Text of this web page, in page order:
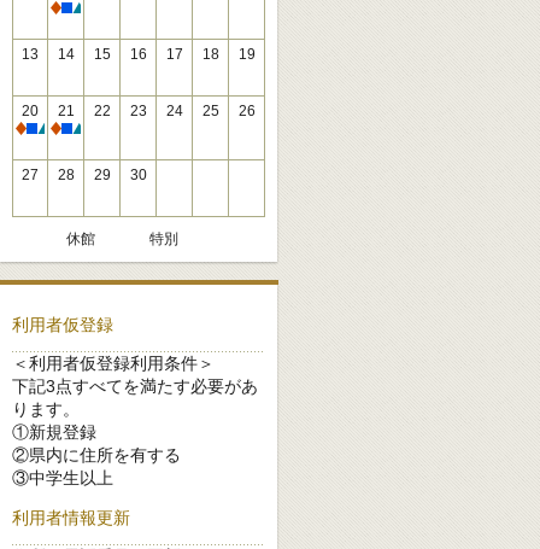
休館
13 14 15 16 17 18 19
20
休館
21
休館
22 23 24 25 26
27 28 29 30
休館 特別
利用者仮登録
＜利用者仮登録利用条件＞
下記3点すべてを満たす必要があ
ります。
①新規登録
②県内に住所を有する
③中学生以上
利用者情報更新